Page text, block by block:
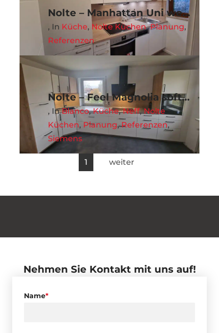
Nolte – Manhattan Uni weiß
, in Küche, Nolte Küchen,Planung,
Referenzen
Nolte – Feel Magnolia softmatt
, inBlanco,Küche,Neff,Nolte
Küchen, Planung,Referenzen,
Siemens
1 weiter
Nehmen Sie Kontakt mit uns auf!
Name*